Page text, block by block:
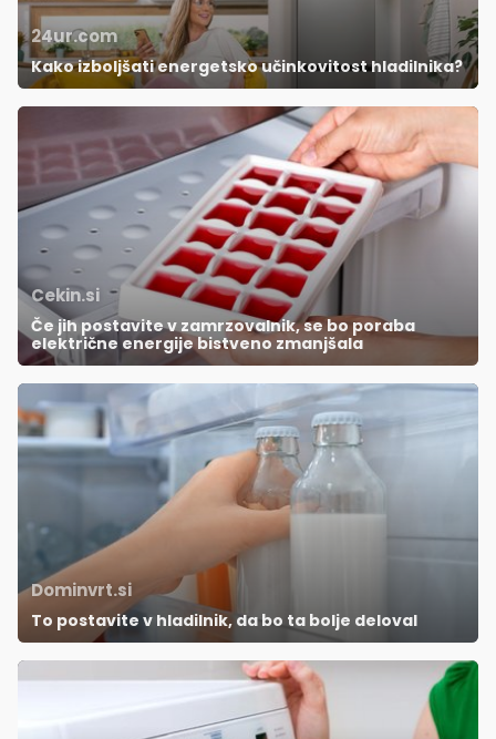
24ur.com
Kako izboljšati energetsko učinkovitost hladilnika?
Cekin.si
Če jih postavite v zamrzovalnik, se bo poraba
električne energije bistveno zmanjšala
Dominvrt.si
To postavite v hladilnik, da bo ta bolje deloval